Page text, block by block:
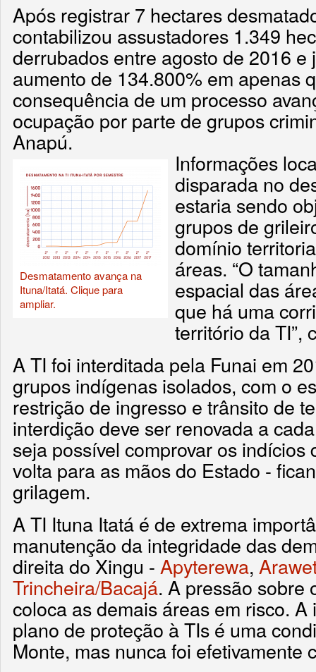
Após registrar 7 hectares
contabilizou assustadores 1.349
derrubados entre agosto de 2016 e
aumento de 134.800% em apenas
consequência de um processo
ocupação por parte de grupos
Anapú.
Desmatamento avança na
Ituna/Itatá. Clique para
ampliar.
Informações
disparada no
estaria sendo
grupos de
domínio
áreas. “O
espacial das
que há uma
território da TI”,
A TI foi interditada pela Funai em
grupos indígenas isolados, com o
restrição de ingresso e trânsito de
interdição deve ser renovada a
seja possível comprovar os indícios
volta para as mãos do Estado -
grilagem.
A TI Ituna Itatá é de extrema
manutenção da integridade das
direita do Xingu - Apyterewa,
Trincheira/Bacajá. A pressão sobre
coloca as demais áreas em risco.
plano de proteção à TIs é uma
Monte, mas nunca foi efetivamente